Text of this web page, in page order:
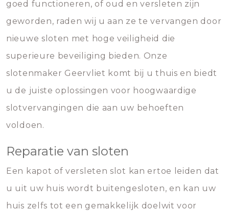
goed functioneren, of oud en versleten zijn
geworden, raden wij u aan ze te vervangen door
nieuwe sloten met hoge veiligheid die
superieure beveiliging bieden. Onze
slotenmaker Geervliet komt bij u thuis en biedt
u de juiste oplossingen voor hoogwaardige
slotvervangingen die aan uw behoeften
voldoen.
Reparatie van sloten
Een kapot of versleten slot kan ertoe leiden dat
u uit uw huis wordt buitengesloten, en kan uw
huis zelfs tot een gemakkelijk doelwit voor